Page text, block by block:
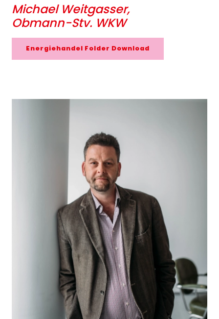
Michael Weitgasser,
Obmann-Stv. WKW
Energiehandel Folder Download